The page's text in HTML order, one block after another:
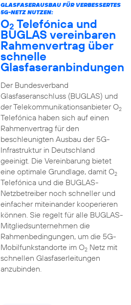
GLASFASERAUSBAU FÜR VERBESSERTES
5G-NETZ NUTZEN:
O2 Telefónica und
BUGLAS vereinbaren
Rahmenvertrag über
schnelle
Glasfaseranbindungen
Der Bundesverband
Glasfaseranschluss (BUGLAS) und
der Telekommunikationsanbieter O2
Telefónica haben sich auf einen
Rahmenvertrag für den
beschleunigten Ausbau der 5G-
Infrastruktur in Deutschland
geeinigt. Die Vereinbarung bietet
eine optimale Grundlage, damit O2
Telefónica und die BUGLAS-
Netzbetreiber noch schneller und
einfacher miteinander kooperieren
können. Sie regelt für alle BUGLAS-
Mitgliedsunternehmen die
Rahmenbedingungen, um die 5G-
Mobilfunkstandorte im O2Netz mit
schnellen Glasfaserleitungen
anzubinden.